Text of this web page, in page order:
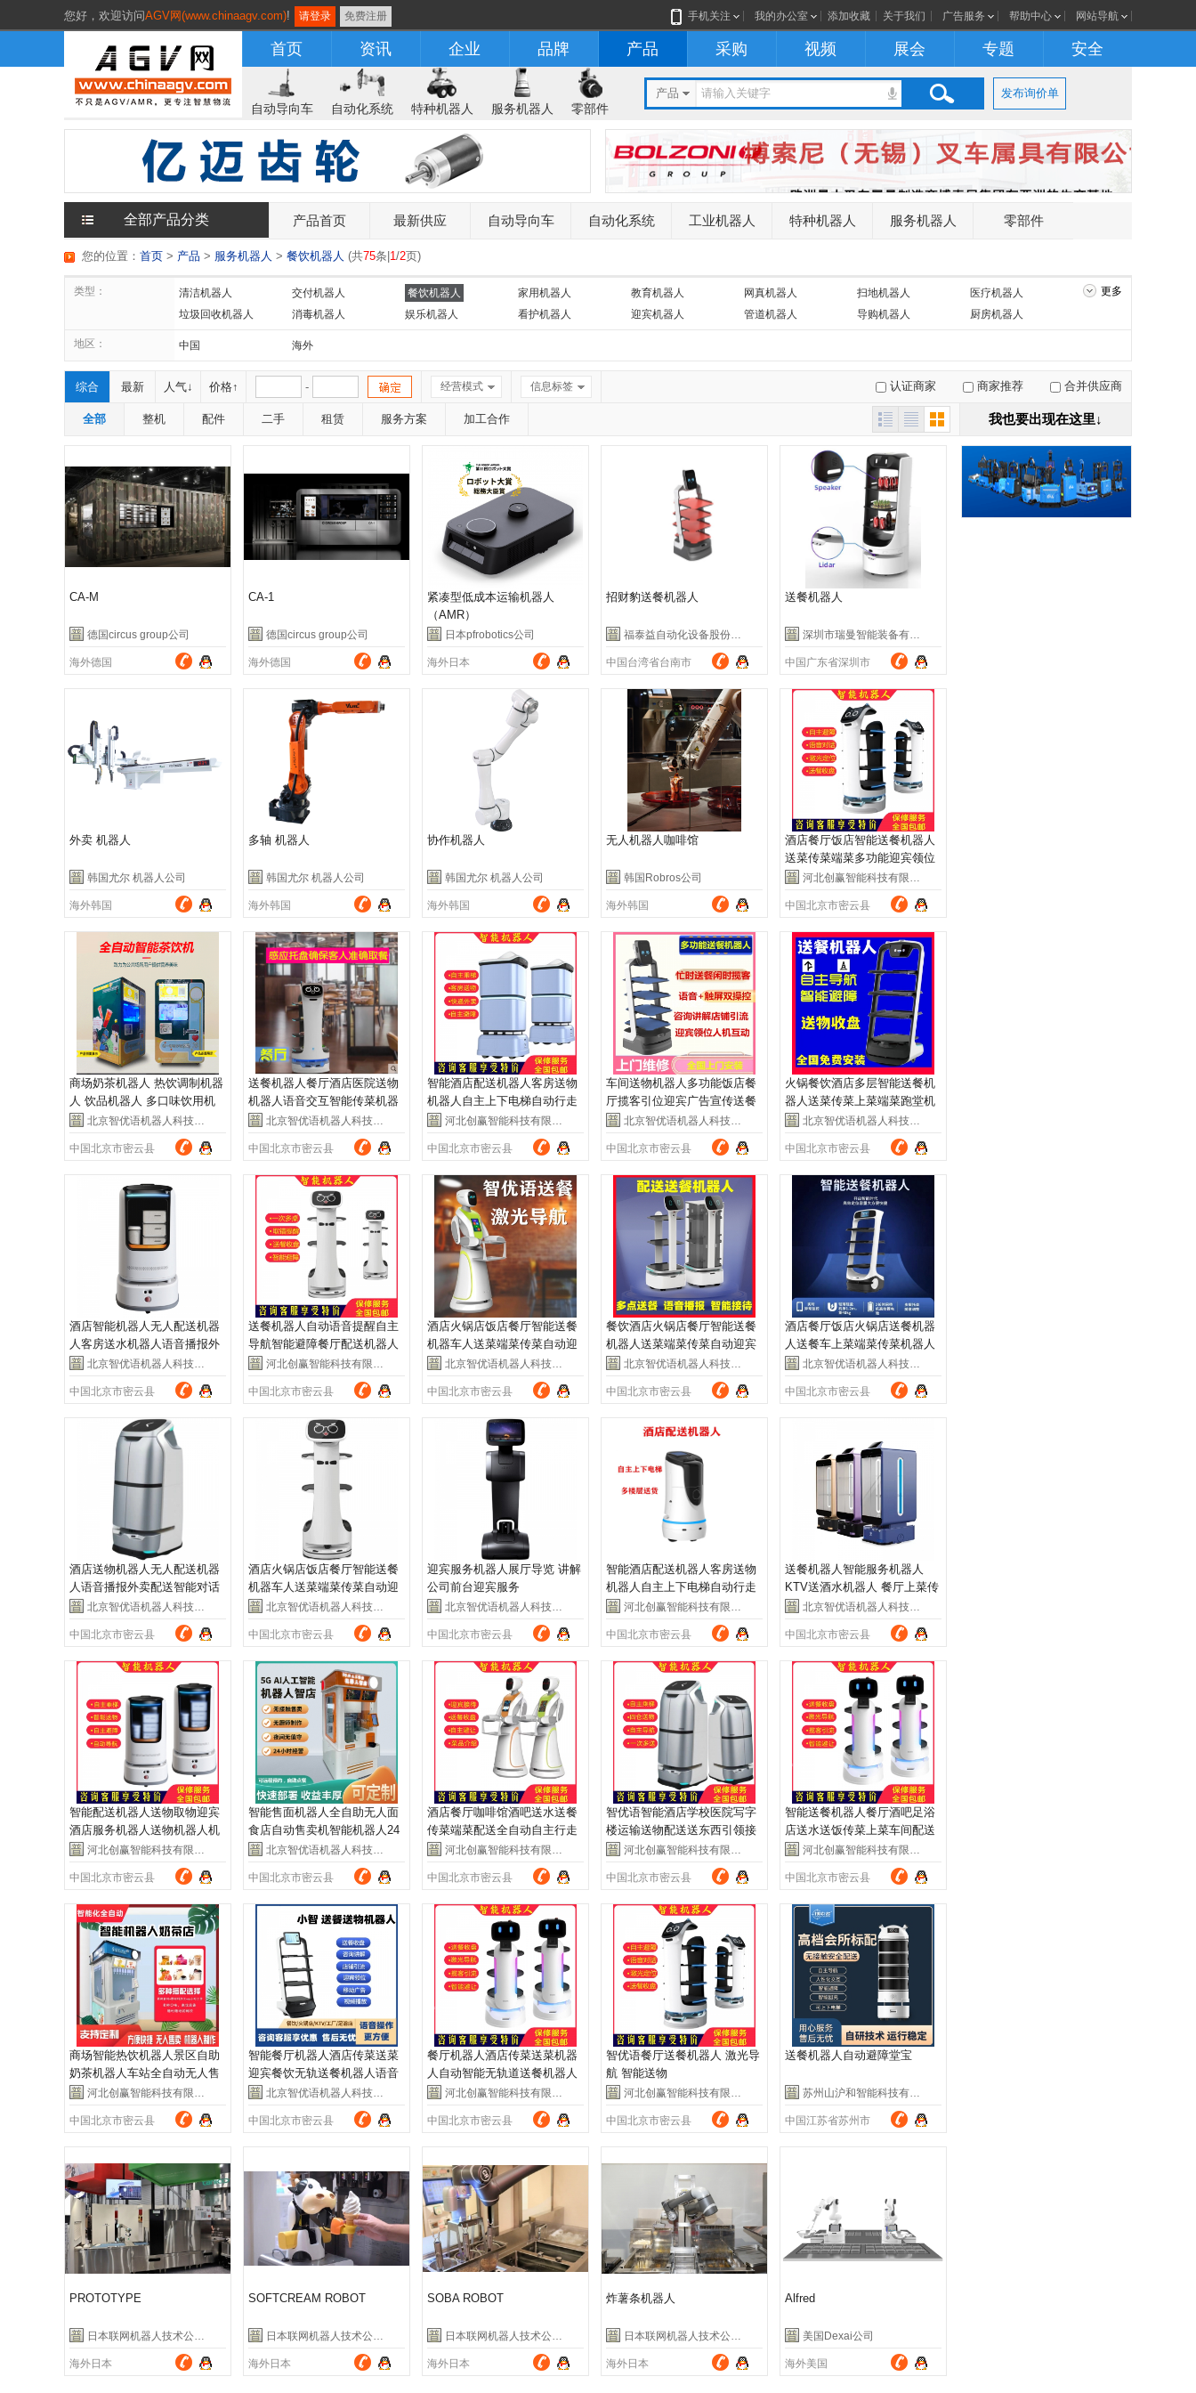
您好， 欢迎访问AGV网(www.chinaagv.com)! 请登录 免费注册 手机关注 我的办公室 添加收藏 关于我们 广告服务 帮助中心 网站导航
首页 资讯 企业 品牌 产品 采购 视频 展会 专题 安全
自动导向车 自动化系统 特种机器人 服务机器人 零部件
产品 发布询价单
全部产品分类 产品首页 最新供应 自动导向车 自动化系统 工业机器人 特种机器人 服务机器人 零部件
您的位置： 首页 > 产品 > 服务机器人 > 餐饮机器人 (共75条| 1/2页)
类型： 清洁机器人 交付机器人 餐饮机器人 家用机器人 教育机器人 网真机器人 扫地机器人
医疗机器人
垃圾回收机器人
消毒机器人 娱乐机器人 看护机器人 迎宾机器人 管道机器人 导购机器人
厨房机器人
更多
地区： 中国 海外
综合 最新 人气↓ 价格↑ - 经营模式 信息标签 认证商家 商家推荐 合并供应商
全部 整机 配件 二手 租赁 服务方案 加工合作 我也要出现在这里↓
CA-M
德国circus group公司
海外德国
CA-1
德国circus group公司
海外德国
紧凑型低成本运输机器人
（AMR）
日本pfrobotics公司
海外日本
招财豹送餐机器人
福泰益自动化设备股份有限公司
中国台湾省台南市
送餐机器人
深圳市瑞曼智能装备有限公司
中国广东省深圳市
外卖 机器人
韩国尤尔 机器人公司
海外韩国
多轴 机器人
韩国尤尔 机器人公司
海外韩国
协作机器人
韩国尤尔 机器人公司
海外韩国
无人机器人咖啡馆
韩国Robros公司
海外韩国
酒店餐厅饭店智能送餐机器人
送菜传菜端菜多功能迎宾领位
机器人河北创赢智能科技有限公司
中国北京市密云县
商场奶茶机器人 热饮调制机器
人 饮品机器人 多口味饮用机
器人北京智优语机器人科技有限公司
中国北京市密云县
送餐机器人餐厅酒店医院送物
机器人语音交互智能传菜机器
人服务员
北京智优语机器人科技有限公司
中国北京市密云县
智能酒店配送机器人客房送物
机器人自主上下电梯自动行走
避障河北创赢智能科技有限公司
中国北京市密云县
车间送物机器人多功能饭店餐
厅揽客引位迎宾广告宣传送餐
机器人北京智优语机器人科技有限公司
中国北京市密云县
火锅餐饮酒店多层智能送餐机
器人送菜传菜上菜端菜跑堂机
器人服务
北京智优语机器人科技有限公司
中国北京市密云县
酒店智能机器人无人配送机器
人客房送水机器人语音播报外
卖配送北京智优语机器人科技有限公司
中国北京市密云县
送餐机器人自动语音提醒自主
导航智能避障餐厅配送机器人
服务员河北创赢智能科技有限公司
中国北京市密云县
酒店火锅店饭店餐厅智能送餐
机器车人送菜端菜传菜自动迎
宾 北京智优语机器人科技有限公司
中国北京市密云县
餐饮酒店火锅店餐厅智能送餐
机器人送菜端菜传菜自动迎宾
机器人北京智优语机器人科技有限公司
中国北京市密云县
酒店餐厅饭店火锅店送餐机器
人送餐车上菜端菜传菜机器人
服务员北京智优语机器人科技有限公司
中国北京市密云县
酒店送物机器人无人配送机器
人语音播报外卖配送智能对话
聊天取物
北京智优语机器人科技有限公司
中国北京市密云县
酒店火锅店饭店餐厅智能送餐
机器车人送菜端菜传菜自动迎
宾服务员
北京智优语机器人科技有限公司
中国北京市密云县
迎宾服务机器人展厅导览 讲解
公司前台迎宾服务
北京智优语机器人科技有限公司
中国北京市密云县
智能酒店配送机器人客房送物
机器人自主上下电梯自动行走
避障河北创赢智能科技有限公司
中国北京市密云县
送餐机器人智能服务机器人
KTV送酒水机器人 餐厅上菜传
菜无人配送
北京智优语机器人科技有限公司
中国北京市密云县
智能配送机器人送物取物迎宾
酒店服务机器人送物机器人机
场餐厅河北创赢智能科技有限公司
中国北京市密云县
智能售面机器人全自助无人面
食店自动售卖机智能机器人24
小时经营
北京智优语机器人科技有限公司
中国北京市密云县
酒店餐厅咖啡馆酒吧送水送餐
传菜端菜配送全自动自主行走
机器人河北创赢智能科技有限公司
中国北京市密云县
智优语智能酒店学校医院写字
楼运输送物配送送东西引领接
待服务机器人
河北创赢智能科技有限公司
中国北京市密云县
智能送餐机器人餐厅酒吧足浴
店送水送饭传菜上菜车间配送
机器人河北创赢智能科技有限公司
中国北京市密云县
商场智能热饮机器人景区自助
奶茶机器人车站全自动无人售
卖奶茶机
河北创赢智能科技有限公司
中国北京市密云县
智能餐厅机器人酒店传菜送菜
迎宾餐饮无轨送餐机器人语音
对话北京智优语机器人科技有限公司
中国北京市密云县
餐厅机器人酒店传菜送菜机器
人自动智能无轨道送餐机器人
服务员河北创赢智能科技有限公司
中国北京市密云县
智优语餐厅送餐机器人 激光导
航 智能送物
河北创赢智能科技有限公司
中国北京市密云县
送餐机器人自动避障堂宝
苏州山沪和智能科技有限公司
中国江苏省苏州市
PROTOTYPE
日本联网机器人技术公司（Connected Robotics）
海外日本
SOFTCREAM ROBOT
日本联网机器人技术公司（Connected Robotics）
海外日本
SOBA ROBOT
日本联网机器人技术公司（Connected Robotics）
海外日本
炸薯条机器人
日本联网机器人技术公司（Connected Robotics）
海外日本
Alfred
美国Dexai公司
海外美国